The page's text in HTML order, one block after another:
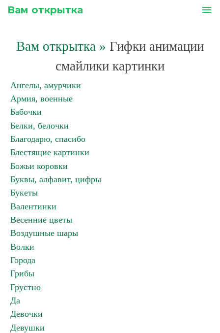
Вам открытка menu
Вам открытка » Гифки анимации
смайлики картинки
Ангелы, амурчики
Армия, военные
Бабочки
Белки, белочки
Благодарю, спасибо
Блестящие картинки
Божьи коровки
Буквы, алфавит, цифры
Букеты
Валентинки
Весенние цветы
Воздушные шары
Волки
Города
Грибы
Грустно
Да
Девочки
Девушки